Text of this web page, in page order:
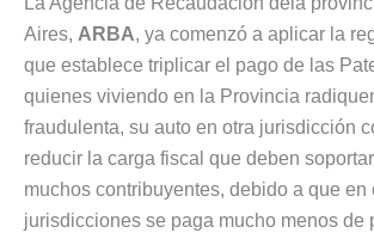
Aires, ARBA, ya comenzó a aplicar la
que establece triplicar el pago de las
quienes viviendo en la Provincia
fraudulenta, su auto en otra jurisdicción
reducir la carga fiscal que deben
muchos contribuyentes, debido a que en
jurisdicciones se paga mucho menos de